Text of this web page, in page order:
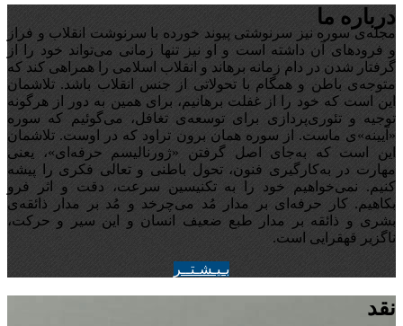
درباره ما
مجله‌ی سوره نیز سرنوشتی پیوند خورده با سرنوشت انقلاب و فراز
و فرودهای آن داشته است و او نیز تنها زمانی می‌تواند خود را از
گرفتار شدن در دام زمانه برهاند و انقلاب اسلامی را همراهی کند که
متوجه‌ی باطن و همگام با تحولاتی از جنس انقلاب باشد. تلاشمان
این است که خود را از غفلت برهانیم، برای همین به دور از هرگونه
توجیه‌ و تئوری‌پردازی برای توسعه‌ی تغافل،‌ می‌گوئیم که سوره
«آیینه‌»ی ماست. از سوره همان برون تراود که در اوست. تلاشمان
این است که به‌جای اصل گرفتن «ژورنالیسم حرفه‌ای»، یعنی
مهارت در به‌کارگیری فنون، تحول باطنی و تعالی فکری را پیشه
کنیم. نمی‌خواهیم خود را به تکنیسین سرعت، دقت و اثر فرو
بکاهیم. کار حرفه‌ای بر مدار مُد می‌چرخد و مُد بر مدار ذائقه‌ی
بشری و ذائقه بر مدار طبع ضعیف انسان و این سیر و حرکت،
ناگزیر قهقرایی است.
بـيـشـتــر
نقد